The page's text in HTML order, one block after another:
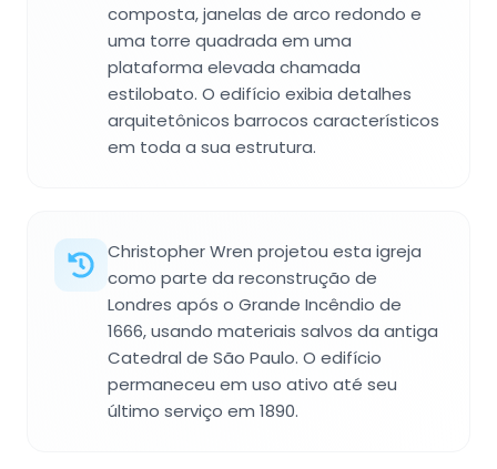
composta, janelas de arco redondo e
uma torre quadrada em uma
plataforma elevada chamada
estilobato. O edifício exibia detalhes
arquitetônicos barrocos característicos
em toda a sua estrutura.
Christopher Wren projetou esta igreja
como parte da reconstrução de
Londres após o Grande Incêndio de
1666, usando materiais salvos da antiga
Catedral de São Paulo. O edifício
permaneceu em uso ativo até seu
último serviço em 1890.